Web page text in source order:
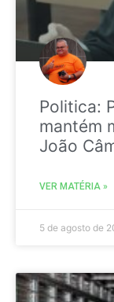
Politica:
mantém
João
VER MATÉRIA »
5 de agosto de